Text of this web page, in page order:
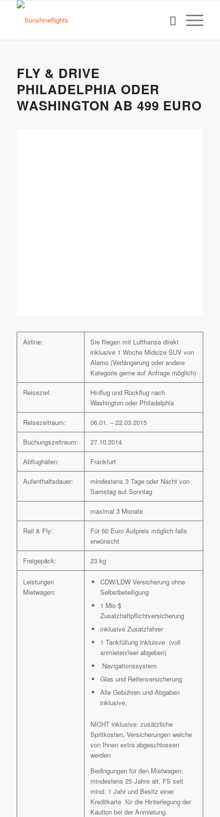
FLY & DRIVE
PHILADELPHIA ODER
WASHINGTON AB 499 EURO
Airline:
Sie fliegen mit Lufthansa direkt
inklusive 1 Woche Midsize SUV von
Alamo (Verlängerung oder andere
Kategorie gerne auf Anfrage möglich)
Reiseziel:
Hinflug und Rückflug nach
Washington oder Philadelphia
Reisezeitraum: 06.01. – 22.03.2015
Buchungszeitraum: 27.10.2014
Abflughäfen: Frankfurt
Aufenthaltsdauer:
mindestens 3 Tage oder Nacht von
Samstag auf Sonntag
maximal 3 Monate
Rail & Fly:
Für 60 Euro Aufpreis möglich falls
erwünscht
Freigepäck: 23 kg
Leistungen
Mietwagen:
CDW/LDW Versicherung ohne
Selbstbeteiligung
1 Mio $
Zusatzhaftpflichtversicherung
inklusive Zusatzfahrer
1 Tankfüllung inkluisve (voll
anmieten/leer abgeben)
Navigationssystem
Glas und Reifenversicherung
Alle Gebühren und Abgaben
inklusive,
NICHT inklusive: zusätzliche
Spritkosten, Versicherungen welche
von Ihnen extra abgeschlossen
werden
Bedingungen für den Mietwagen:
mindestens 25 Jahre alt, FS seit
mind. 1 Jahr und Besitz einer
Kreditkarte für die Hinterlegung der
Kaution bei der Anmietung.